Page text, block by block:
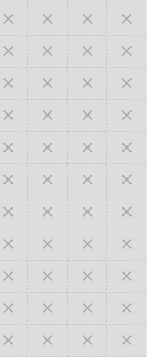
   
   
   
   
   
   
   
   
   
   
   